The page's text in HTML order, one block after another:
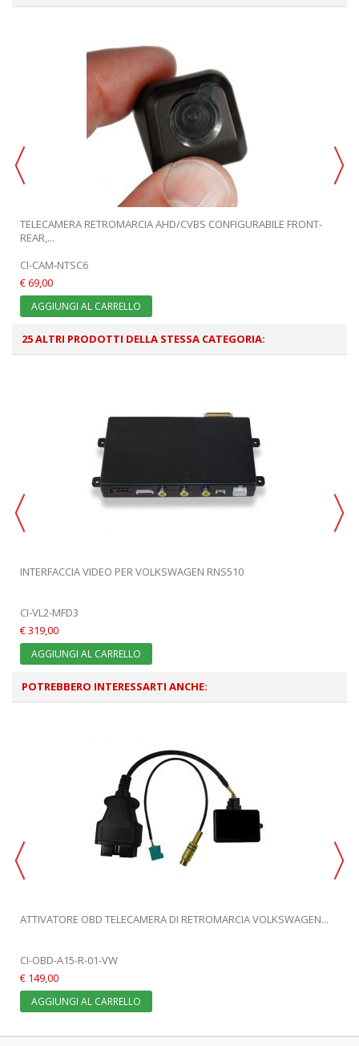
TELECAMERA RETROMARCIA AHD/CVBS CONFIGURABILE FRONT-
REAR,...
CI-CAM-NTSC6
€ 69,00
AGGIUNGI AL CARRELLO
25 ALTRI PRODOTTI DELLA STESSA CATEGORIA:
INTERFACCIA VIDEO PER VOLKSWAGEN RNS510
CI-VL2-MFD3
€ 319,00
AGGIUNGI AL CARRELLO
POTREBBERO INTERESSARTI ANCHE:
ATTIVATORE OBD TELECAMERA DI RETROMARCIA VOLKSWAGEN...
CI-OBD-A15-R-01-VW
€ 149,00
AGGIUNGI AL CARRELLO